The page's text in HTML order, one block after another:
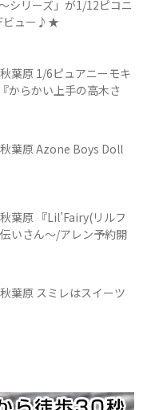
シリーズ」が1/12ピコニ
ビュー♪★
葉原 1/6ピュアニーモキ
からかい上手の高木さ
葉原 Azone Boys Doll
葉原 『Lil’Fairy(リルフ
いさん～/アレン予約開
葉原 スミレはスイーツ